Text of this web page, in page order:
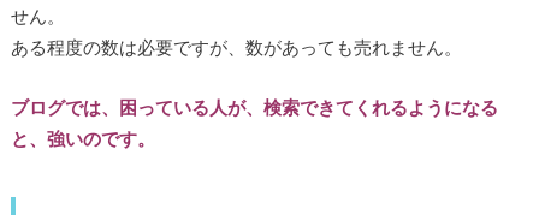
せん。
ある程度の数は必要ですが、数があっても売れません。
ブログでは、困っている人が、検索できてくれるようになる
と、強いのです。